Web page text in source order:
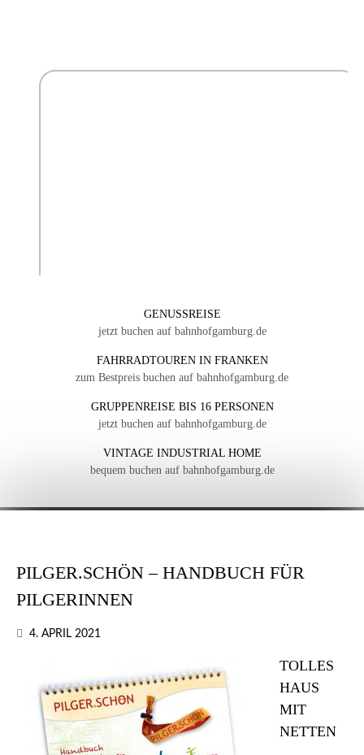
GENUSSREISE
jetzt buchen auf bahnhofgamburg.de
FAHRRADTOUREN IN FRANKEN
zum Bestpreis buchen auf bahnhofgamburg.de
GRUPPENREISE BIS 16 PERSONEN
jetzt buchen auf bahnhofgamburg.de
VINTAGE INDUSTRIAL HOME
bequem buchen auf bahnhofgamburg.de
PILGER.SCHÖN – HANDBUCH FÜR
PILGERINNEN
4. APRIL 2021
TOLLES
HAUS
MIT
NETTEN